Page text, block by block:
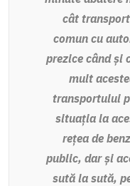
cât
comun cu
prezice când și
mult
transportului
situația la
rețea de
public, dar și
sută la sută,